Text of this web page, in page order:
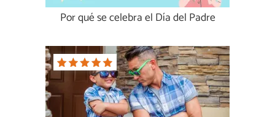
Por qué se celebra el Día del Padre